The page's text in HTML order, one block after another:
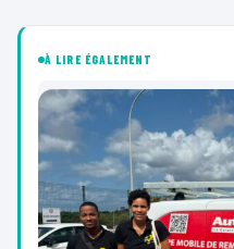
À LIRE ÉGALEMENT